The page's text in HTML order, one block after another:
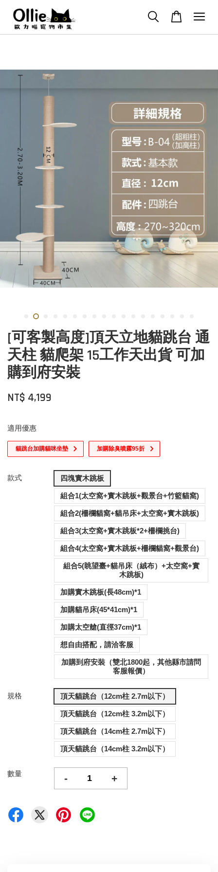
[可客製高度]頂天立地貓跳台 通
天柱 貓爬架 15工作天出貨 可加
購到府安裝
NT$ 4,199
適用優惠
貓跳台加購貓咪坐墊 加購除臭噴霧95折
款式 四塊實木跳板
組合1(太空窩+實木跳板+觀景台+竹籃貓窩)
組合2(柵欄貓窩+貓吊床+太空窩+實木跳板)
組合3(太空窩+實木跳板*2+柵欄挑台)
組合4(太空窩+實木跳板+柵欄貓窩+觀景台)
組合5(眺望臺+貓吊床（絨布）+太空窩+實
木跳板)
加購實木跳板(長48cm)*1
加購貓吊床(45*41cm)*1
加購太空艙(直徑37cm)*1
想自由搭配，請洽客服
加購到府安裝（雙北1800起，其他縣市請問
客服報價）
規格 頂天貓跳台（12cm柱 2.7m以下）
頂天貓跳台（12cm柱 3.2m以下）
頂天貓跳台（14cm柱 2.7m以下）
頂天貓跳台（14cm柱 3.2m以下）
數量 - +